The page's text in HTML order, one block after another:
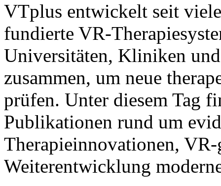
VTplus entwickelt seit
fundierte VR-
Universitäten, Kliniken
zusammen, um neue
prüfen. Unter diesem Tag
Publikationen rund um
Therapieinnovationen,
Weiterentwicklung